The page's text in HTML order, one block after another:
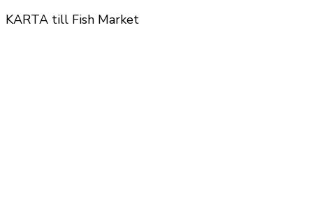
KARTA till Fish Market